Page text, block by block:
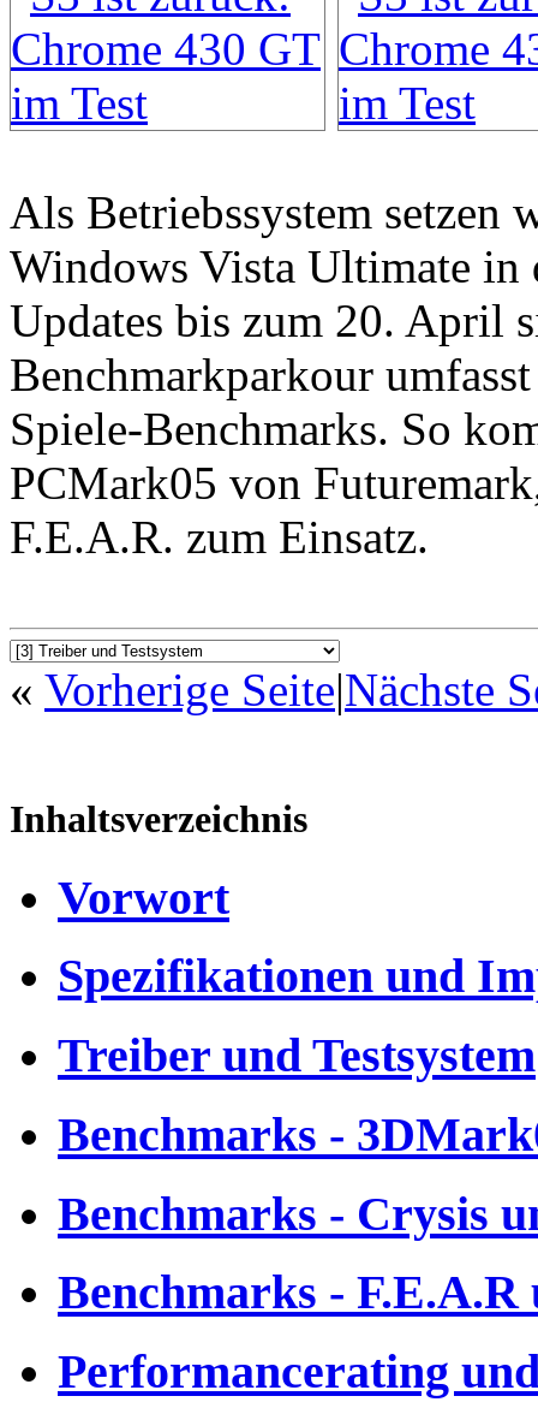
Als Betriebssystem setzen
Windows Vista Ultimate
Updates bis zum 20. April
Benchmarkparkour
Spiele-Benchmarks. So
PCMark05 von
F.E.A.R. zum Einsatz.
« Vorherige Seite|Nächste
Inhaltsverzeichnis
Vorwort
Spezifikationen und
Treiber und Testsystem
Benchmarks -
Benchmarks - Crysis
Benchmarks - F.E.A.R
Performancerating